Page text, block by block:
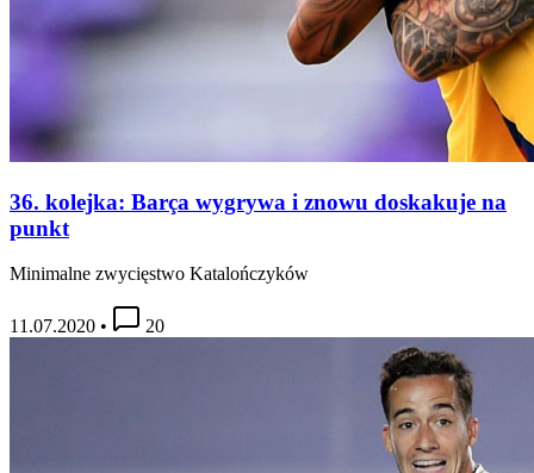
36. kolejka: Barça wygrywa i znowu doskakuje na
punkt
Minimalne zwycięstwo Katalończyków
11.07.2020 • 20